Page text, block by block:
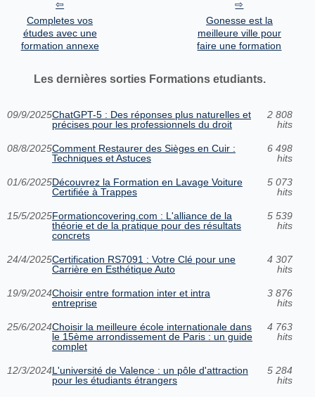
Completes vos
études avec une
formation annexe
Gonesse est la
meilleure ville pour
faire une formation
Les dernières sorties Formations etudiants.
09/9/2025ChatGPT-5 : Des réponses plus naturelles et
précises pour les professionnels du droit
2 808
hits
08/8/2025Comment Restaurer des Sièges en Cuir :
Techniques et Astuces
6 498
hits
01/6/2025Découvrez la Formation en Lavage Voiture
Certifiée à Trappes
5 073
hits
15/5/2025Formationcovering.com : L'alliance de la
théorie et de la pratique pour des résultats
concrets
5 539
hits
24/4/2025Certification RS7091 : Votre Clé pour une
Carrière en Esthétique Auto
4 307
hits
19/9/2024Choisir entre formation inter et intra
entreprise
3 876
hits
25/6/2024Choisir la meilleure école internationale dans
le 15ème arrondissement de Paris : un guide
complet
4 763
hits
12/3/2024L'université de Valence : un pôle d'attraction
pour les étudiants étrangers
5 284
hits